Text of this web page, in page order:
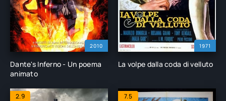
2010
Dante's Inferno - Un poema
animato
1971
La volpe dalla coda di velluto
2.9 7.5